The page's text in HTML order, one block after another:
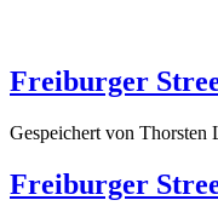
Freiburger
Gespeichert von Thorsten
Freiburger